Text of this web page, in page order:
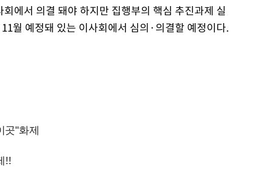
에서 의결 돼야 하지만 집행부의 핵심 추진과제 실
월 예정돼 있는 이사회에서 심의·의결할 예정이다.